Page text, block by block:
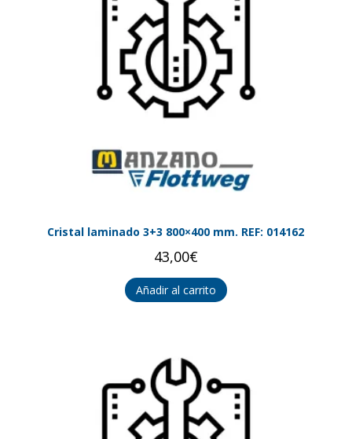
Cristal laminado 3+3 800×400 mm. REF: 014162
43,00€
Añadir al carrito